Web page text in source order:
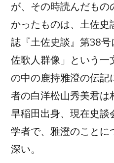
が、その時読んだもの
かったものは、土佐
誌『土佐史談』第38
佐歌人群像」という一
の中の鹿持雅澄の伝記
者の白洋松山秀美君は
早稲田出身、現在史談
学者で、雅澄のことに
深い。